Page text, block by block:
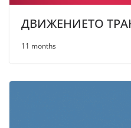
ДВИЖЕНИЕТО
11 months